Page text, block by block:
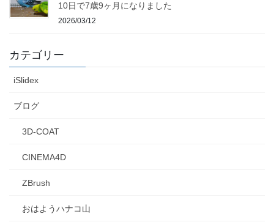
10日で7歳9ヶ月になりました
2026/03/12
カテゴリー
iSlidex
ブログ
3D-COAT
CINEMA4D
ZBrush
おはようハナコ山